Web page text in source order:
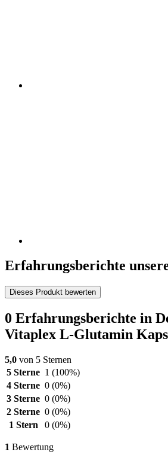
Erfahrungsberichte
Dieses Produkt bewerten
0 Erfahrungsberichte in
Vitaplex L-Glutamin
5,0 von 5 Sternen
5 Sterne 1 (100%)
4 Sterne 0 (0%)
3 Sterne 0 (0%)
2 Sterne 0 (0%)
1 Stern
0 (0%)
1 Bewertung